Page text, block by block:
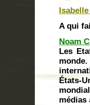
A qui
Noam
Les
États-
médias